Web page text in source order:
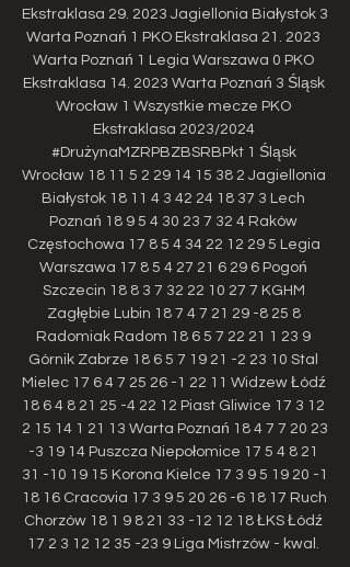
Ekstraklasa 29. 2023 Jagiellonia Białystok 3
Warta Poznań 1 PKO Ekstraklasa 21. 2023
Warta Poznań 1 Legia Warszawa 0 PKO
Ekstraklasa 14. 2023 Warta Poznań 3 Śląsk
Wrocław 1 Wszystkie mecze PKO
Ekstraklasa 2023/2024
#DrużynaMZRPBZBSRBPkt 1 Śląsk
Wrocław 18 11 5 2 29 14 15 38 2 Jagiellonia
Białystok 18 11 4 3 42 24 18 37 3 Lech
Poznań 18 9 5 4 30 23 7 32 4 Raków
Częstochowa 17 8 5 4 34 22 12 29 5 Legia
Warszawa 17 8 5 4 27 21 6 29 6 Pogoń
Szczecin 18 8 3 7 32 22 10 27 7 KGHM
Zagłębie Lubin 18 7 4 7 21 29 -8 25 8
Radomiak Radom 18 6 5 7 22 21 1 23 9
Górnik Zabrze 18 6 5 7 19 21 -2 23 10 Stal
Mielec 17 6 4 7 25 26 -1 22 11 Widzew Łódź
18 6 4 8 21 25 -4 22 12 Piast Gliwice 17 3 12
2 15 14 1 21 13 Warta Poznań 18 4 7 7 20 23
-3 19 14 Puszcza Niepołomice 17 5 4 8 21
31 -10 19 15 Korona Kielce 17 3 9 5 19 20 -1
18 16 Cracovia 17 3 9 5 20 26 -6 18 17 Ruch
Chorzów 18 1 9 8 21 33 -12 12 18 ŁKS Łódź
17 2 3 12 12 35 -23 9 Liga Mistrzów - kwal.